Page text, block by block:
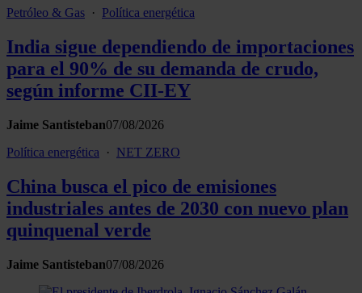
Petróleo & Gas · Política energética
India sigue dependiendo de importaciones
para el 90% de su demanda de crudo,
según informe CII-EY
Jaime Santisteban07/08/2026
Política energética
· NET ZERO
China busca el pico de emisiones
industriales antes de 2030 con nuevo plan
quinquenal verde
Jaime Santisteban07/08/2026